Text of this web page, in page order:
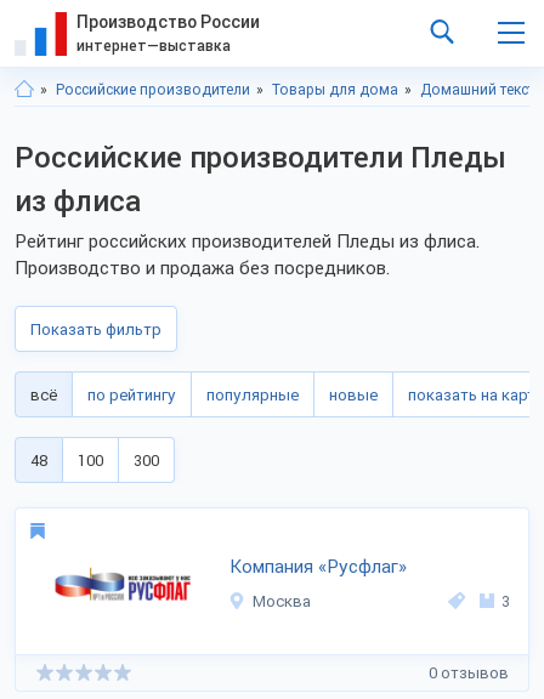
Производство России
интернет—выставка
Российские производители Товары для дома Домашний
Российские производители Пледы
из флиса
Рейтинг российских производителей Пледы из флиса.
Производство и продажа без посредников.
Показать фильтр
всё по рейтингу популярные новые показать на карте
48 100 300
Компания «Русфлаг»
Москва 3
0 отзывов